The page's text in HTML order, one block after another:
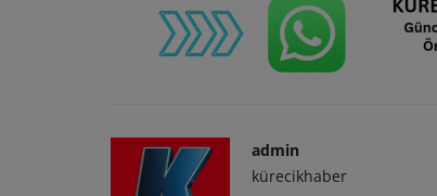
admin
kürecikhaber